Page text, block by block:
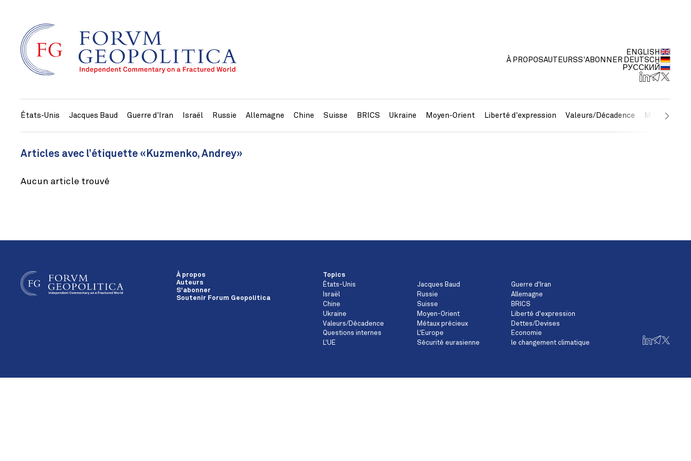
À PROPOSAUTEURSS'ABONNER
ENGLISH
DEUTSCH
РУССКИЙ
États-Unis Jacques Baud Guerre d'Iran Israël Russie Allemagne Chine Suisse BRICS Ukraine Moyen-Orient Liberté d'expression Valeurs/Décadence Métaux
Articles avec l’étiquette «Kuzmenko, Andrey»
Aucun article trouvé
À propos
Auteurs
S'abonner
Soutenir Forum Geopolitica
Topics
États-Unis
Jacques Baud
Guerre d'Iran
Israël
Russie
Allemagne
Chine
Suisse
BRICS
Ukraine
Moyen-Orient
Liberté d'expression
Valeurs/Décadence
Métaux précieux
Dettes/Devises
Questions internes
L'Europe
Economie
L'UE
Sécurité eurasienne le changement climatique